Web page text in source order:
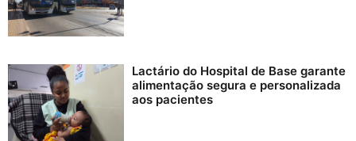
Lactário do Hospital de Base garante
alimentação segura e personalizada
aos pacientes